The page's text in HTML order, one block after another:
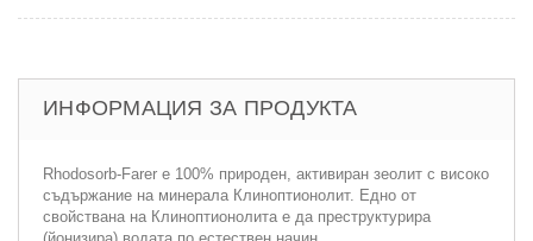
ИНФОРМАЦИЯ ЗА ПРОДУКТА
Rhodosorb-Farer е 100% природен, активиран зеолит с високо
съдържание на минерала Клиноптионолит. Едно от
свойствана на Клиноптионолита е да преструктурира